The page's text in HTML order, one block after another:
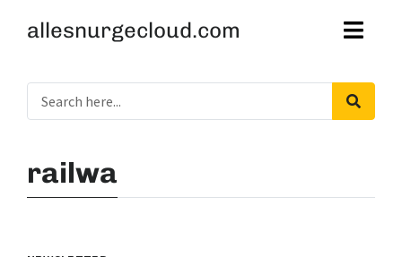
allesnurgecloud.com
railwa